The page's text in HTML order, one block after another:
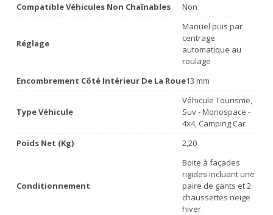
Compatible Véhicules Non Chaînables
Non
Réglage
Manuel puis par
centrage
automatique au
roulage
Encombrement Côté Intérieur De La Roue13 mm
Type Véhicule
Véhicule Tourisme,
Suv - Monospace -
4x4, Camping Car
Poids Net (Kg)
2,20
Conditionnement
Boite à façades
rigides incluant une
paire de gants et 2
chaussettes neige
hiver.